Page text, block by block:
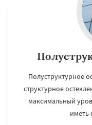
Полуструктурное
структурное
максимальный
иметь